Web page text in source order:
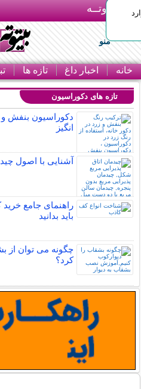
بـیتوتــه
منو
خانه اخبار داغ تازه ها
تازه های دکوراسیون
دکوراسیون بنفش و
انگیز
آشنایی با اصول
راهنمای جامع
باید بدانید
چگونه می توان از
کرد؟